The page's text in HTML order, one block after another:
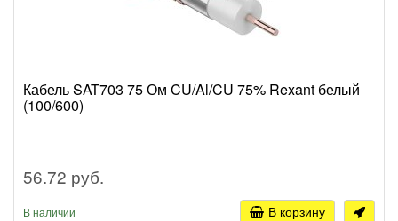
Кабель SAT703 75 Ом CU/Al/CU 75% Rexant белый
(100/600)
56.72 руб.
В наличии В корзину